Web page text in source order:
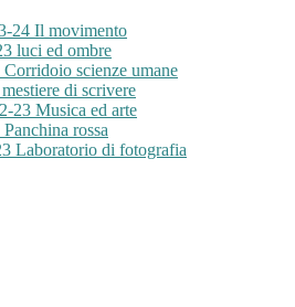
24 Il movimento
luci ed ombre
scienze umane
di scrivere
23 Musica ed arte
rossa
Laboratorio di fotografia